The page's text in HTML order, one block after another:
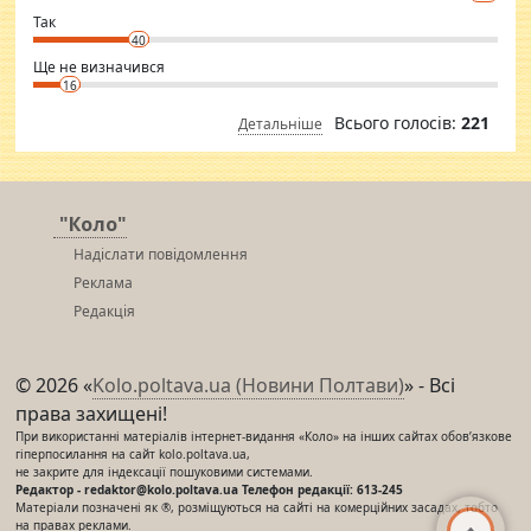
⇒ sakshimirchandani.com
Так
40
Ще не визначився
16
Детальніше Всього голосів: 221
"Коло"
Надіслати повідомлення
Реклама
Редакція
© 2026 «Kolo.poltava.ua (Новини Полтави)» - Всі
права захищені!
При використанні матеріалів інтернет-видання «Коло» на інших сайтах обов’язкове
гіперпосилання на сайт kolo.poltava.ua,
не закрите для індексації пошуковими системами.
Редактор - redaktor@kolo.poltava.ua Телефон редакції: 613-245
Матеріали позначені як ®, розміщуються на сайті на комерційних засадах, тобто
на правах реклами.